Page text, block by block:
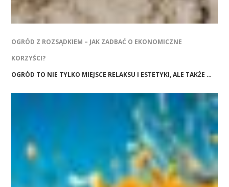
OGRÓD Z ROZSĄDKIEM – JAK ZADBAĆ O EKONOMICZNE
KORZYŚCI?
OGRÓD TO NIE TYLKO MIEJSCE RELAKSU I ESTETYKI, ALE TAKŻE …